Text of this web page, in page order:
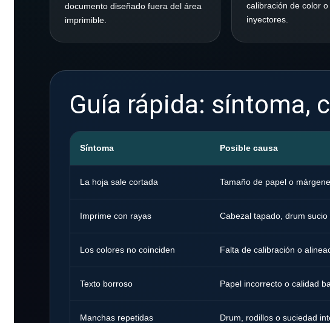
documento diseñado fuera del área
imprimible.
calibración de color
inyectores.
Guía rápida: síntoma,
Síntoma Posible causa
La hoja sale cortada Tamaño de papel o
Imprime con rayas Cabezal tapado, drum
Los colores no coinciden Falta de calibración o
Texto borroso Papel incorrecto o calidad
Manchas repetidas Drum, rodillos o suciedad